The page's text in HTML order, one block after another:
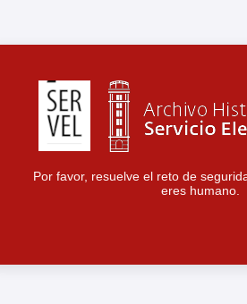
Por favor, resuelve el reto de
eres humano.